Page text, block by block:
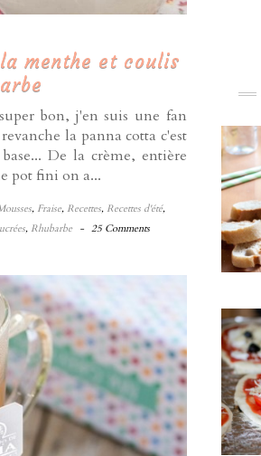
menthe et coulis
bon, j'en suis une fan
la panna cotta c'est
De la crème, entière
pot fini on a...
, Fraise, Recettes, Recettes d'été,
, Rhubarbe - 25 Comments